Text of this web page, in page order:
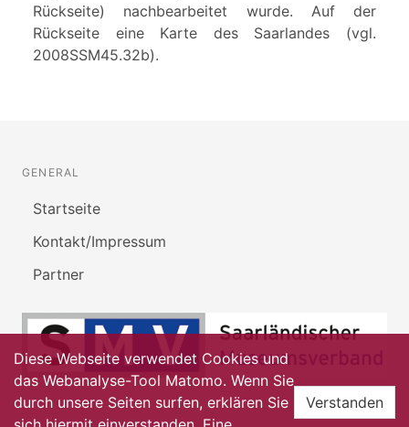
Rückseite) nachbearbeitet wurde. Auf der
Rückseite eine Karte des Saarlandes (vgl.
2008SSM45.32b).
GENERAL
Startseite
Kontakt/Impressum
Partner
Diese Webseite verwendet Cookies und
das Webanalyse-Tool Matomo. Wenn Sie
durch unsere Seiten surfen, erklären Sie
Verstanden